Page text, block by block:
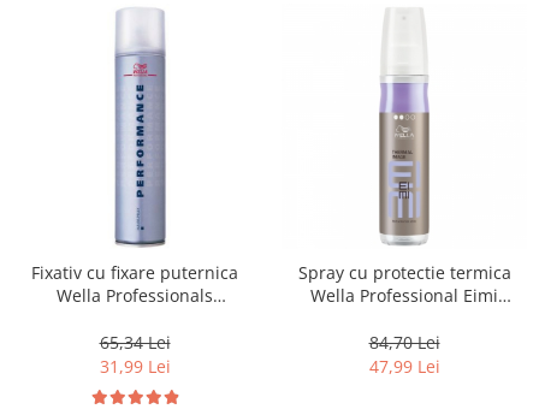
Fixativ cu fixare puternica
Wella Professionals
65,34 Lei
31,99 Lei
Spray cu protectie termica
Wella Professional Eimi
84,70 Lei
47,99 Lei